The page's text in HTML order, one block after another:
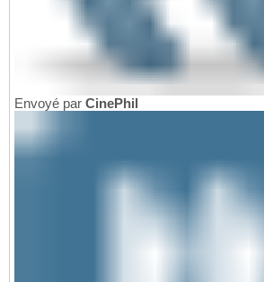
Envoyé par CinePhil